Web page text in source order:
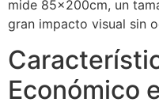
mide 85x200cm, un
gran impacto visual sin
Económico